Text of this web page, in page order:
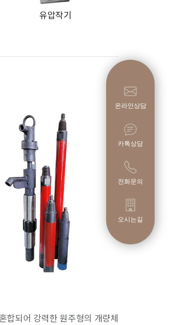
유압작기
합되어 강력한 원주형의 개량체
온라인상담
카톡상담
전화문의
오시는길